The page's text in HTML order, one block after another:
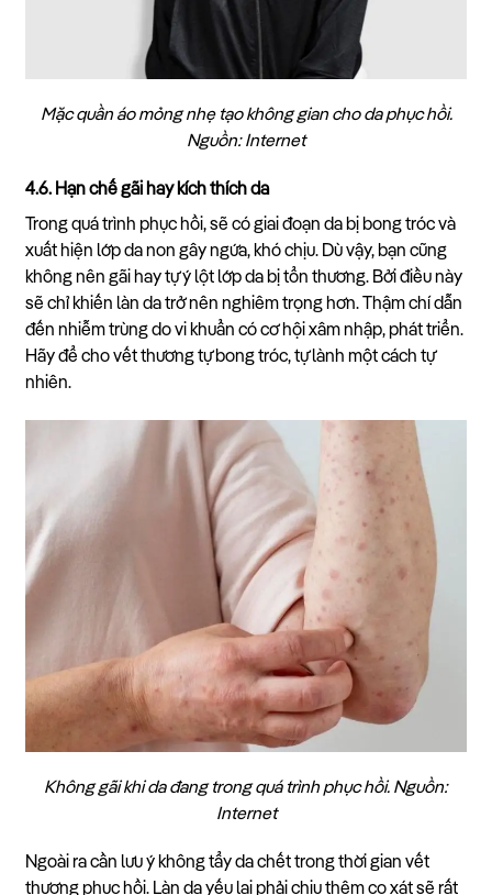
Mặc quần áo mỏng nhẹ tạo không gian cho da phục hồi.
Nguồn: Internet
4.6. Hạn chế gãi hay kích thích da
Trong quá trình phục hồi, sẽ có giai đoạn da bị bong tróc và
xuất hiện lớp da non gây ngứa, khó chịu. Dù vậy, bạn cũng
không nên gãi hay tự ý lột lớp da bị tổn thương. Bởi điều này
sẽ chỉ khiến làn da trở nên nghiêm trọng hơn. Thậm chí dẫn
đến nhiễm trùng do vi khuẩn có cơ hội xâm nhập, phát triển.
Hãy để cho vết thương tự bong tróc, tự lành một cách tự
nhiên.
Không gãi khi da đang trong quá trình phục hồi. Nguồn:
Internet
Ngoài ra cần lưu ý không tẩy da chết trong thời gian vết
thương phục hồi. Làn da yếu lại phải chịu thêm cọ xát sẽ rất